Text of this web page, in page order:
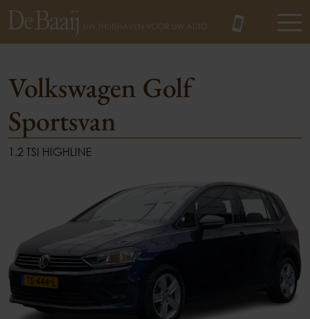
Volkswagen Golf
Sportsvan
1.2 TSI HIGHLINE